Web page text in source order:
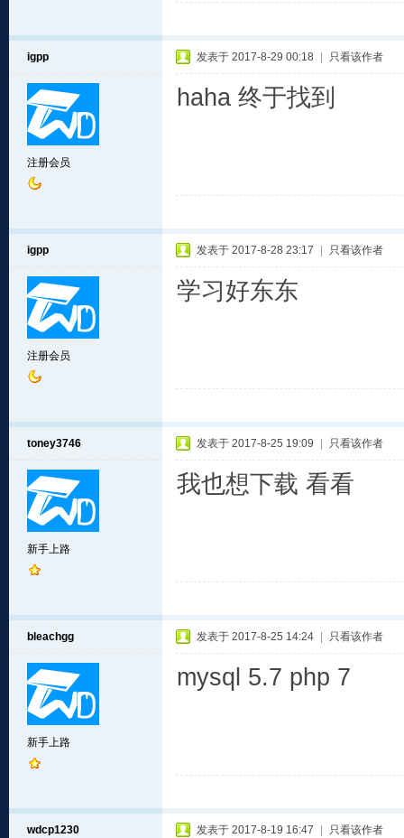
igpp
注册会员
发表于 2017-8-29 00:18 只看该作者
haha 终于找到
igpp
注册会员
发表于 2017-8-28 23:17 只看该作者
学习好东东
toney3746
新手上路
发表于 2017-8-25 19:09 只看该作者
我也想下载 看看
bleachgg
新手上路
发表于 2017-8-25 14:24 只看该作者
mysql 5.7 php 7
wdcp1230 发表于 2017-8-19 16:47 只看该作者